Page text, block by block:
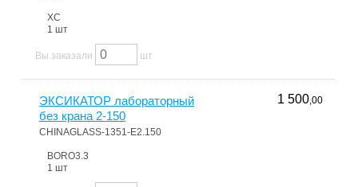
ХС
1 шт
Вы заказали шт
ЭКСИКАТОР лабораторный
без крана 2-150
CHINAGLASS-1351-E2.150
BORO3.3
1 шт
1 500,00